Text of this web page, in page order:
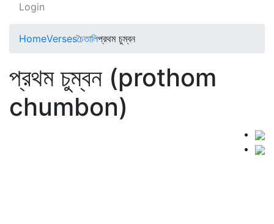
Login
HomeVersesচৈতালিপ্রথম চুম্বন
প্রথম চুম্বন (prothom
chumbon)